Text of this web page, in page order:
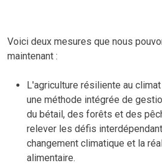
Voici deux mesures que nous
maintenant :
L'agriculture résiliente au
une méthode intégrée de
du bétail, des forêts et des
relever les défis
changement climatique et la
alimentaire.